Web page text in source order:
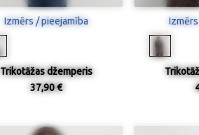
Izmērs / pieejamība
Trikotāžas džemperis
37,90 €